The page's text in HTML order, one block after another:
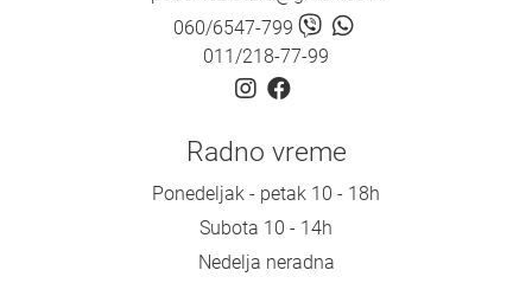
060/6547-799
011/218-77-99
Radno vreme
Ponedeljak - petak 10 - 18h
Subota 10 - 14h
Nedelja neradna